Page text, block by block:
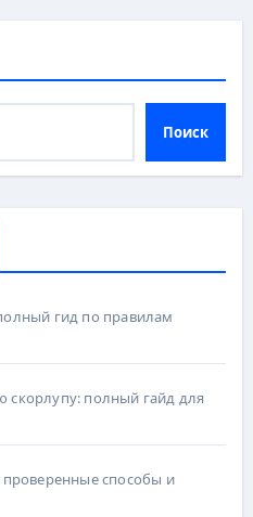
Поиск
гид по правилам
скорлупу: полный гайд для
проверенные способы и